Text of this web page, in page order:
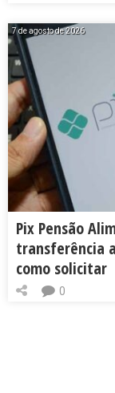
7 de agosto de 2026
Pix Pensão
transferência
como solicitar
0